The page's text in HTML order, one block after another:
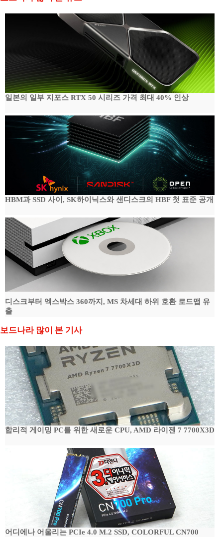
일본의 일부 지포스 RTX 50 시리즈 가격 최대 40% 인상
HBM과 SSD 사이, SK하이닉스와 샌디스크의 HBF 첫 표준 공개
디스크부터 엑스박스 360까지, MS 차세대 하위 호환 로드맵 유
출
보드나라 많이 본 기사
합리적 게이밍 PC를 위한 새로운 CPU, AMD 라이젠 7 7700X3D
어디에나 어울리는 PCIe 4.0 M.2 SSD, COLORFUL CN700